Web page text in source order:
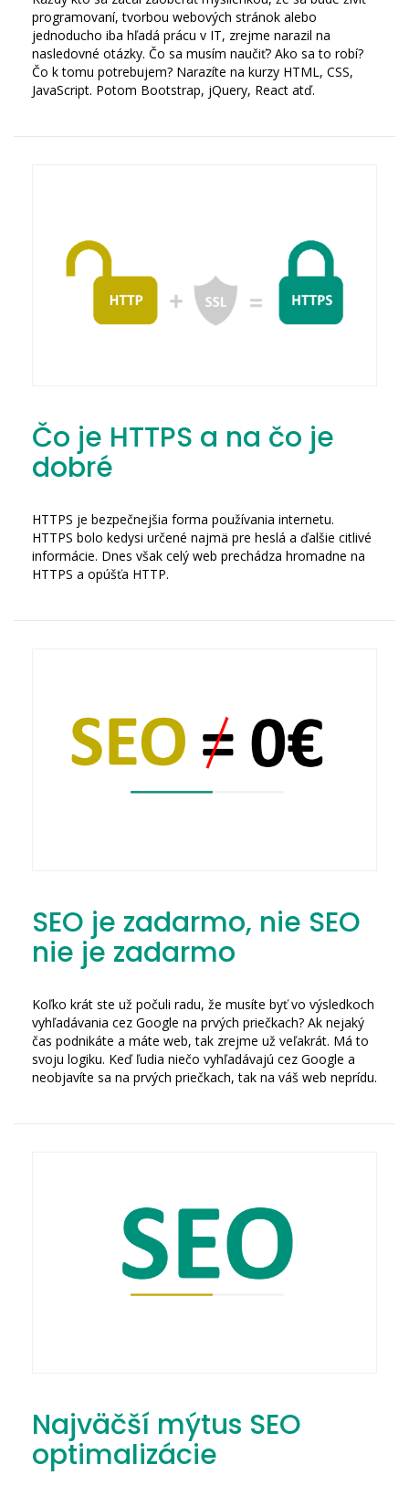
programovaní, tvorbou webových stránok alebo
jednoducho iba hľadá prácu v IT, zrejme narazil na
nasledovné otázky. Čo sa musím naučiť? Ako sa to robí?
Čo k tomu potrebujem? Narazíte na kurzy HTML, CSS,
JavaScript. Potom Bootstrap, jQuery, React atď.
Čo je HTTPS a na čo je
dobré
HTTPS je bezpečnejšia forma používania internetu.
HTTPS bolo kedysi určené najmä pre heslá a ďalšie citlivé
informácie. Dnes však celý web prechádza hromadne na
HTTPS a opúšťa HTTP.
SEO je zadarmo, nie SEO
nie je zadarmo
Koľko krát ste už počuli radu, že musíte byť vo výsledkoch
vyhľadávania cez Google na prvých priečkach? Ak nejaký
čas podnikáte a máte web, tak zrejme už veľakrát. Má to
svoju logiku. Keď ľudia niečo vyhľadávajú cez Google a
neobjavíte sa na prvých priečkach, tak na váš web neprídu.
Najväčší mýtus SEO
optimalizácie